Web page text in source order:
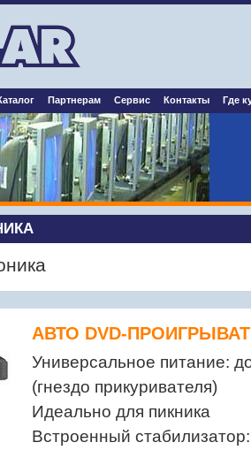
Партнерам Сервис Контакты Где
АВТО DVD-
Универсальное питание:
(гнездо прикуривателя)
Идеально для пикника
Встроенный